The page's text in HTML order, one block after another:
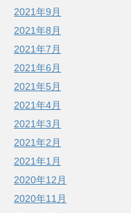
2021年9月
2021年8月
2021年7月
2021年6月
2021年5月
2021年4月
2021年3月
2021年2月
2021年1月
2020年12月
2020年11月